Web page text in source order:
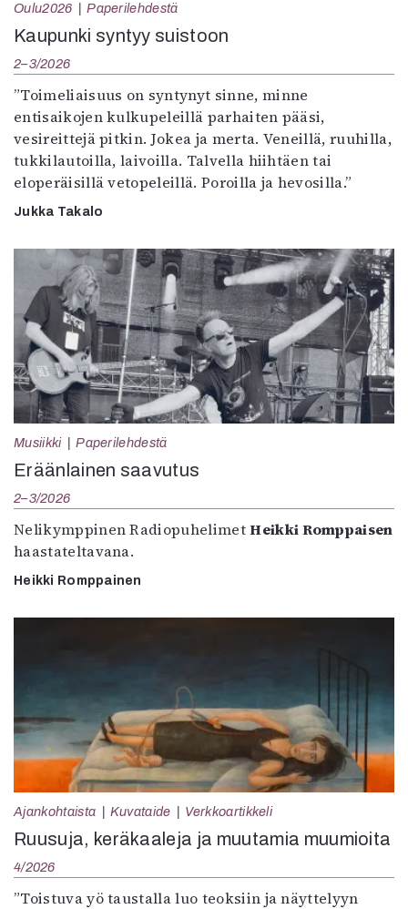
Oulu2026 Paperilehdestä
Kaupunki syntyy suistoon
2–3/2026
”Toimeliaisuus on syntynyt sinne, minne
entisaikojen kulkupeleillä parhaiten pääsi,
vesireittejä pitkin. Jokea ja merta. Veneillä, ruuhilla,
tukkilautoilla, laivoilla. Talvella hiihtäen tai
eloperäisillä vetopeleillä. Poroilla ja hevosilla.”
Jukka Takalo
Musiikki Paperilehdestä
Eräänlainen saavutus
2–3/2026
Nelikymppinen RadiopuhelimetHeikki Romppaisen
haastateltavana.
Heikki Romppainen
Ajankohtaista Kuvataide Verkkoartikkeli
Ruusuja, keräkaaleja ja muutamia muumioita
4/2026
”Toistuva yö taustalla luo teoksiin ja näyttelyyn